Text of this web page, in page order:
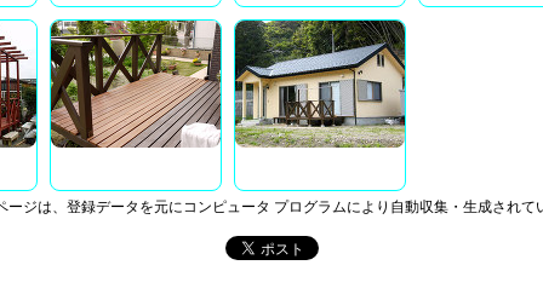
ジは、登録データを元にコンピュータ プログラムにより自動収集・生成されて